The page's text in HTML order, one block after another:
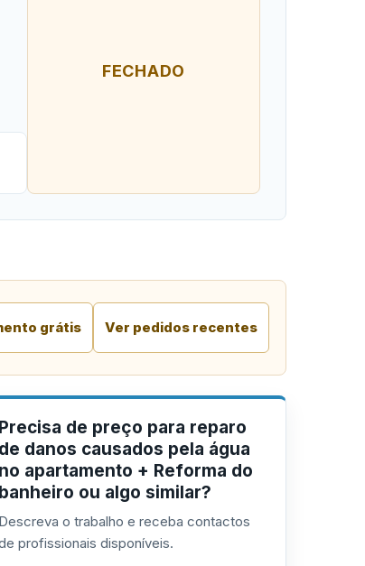
FECHADO
grátis Ver pedidos recentes
Precisa de preço para reparo
de danos causados pela água
no apartamento + Reforma do
banheiro ou algo similar?
Descreva o trabalho e receba contactos
profissionais disponíveis.